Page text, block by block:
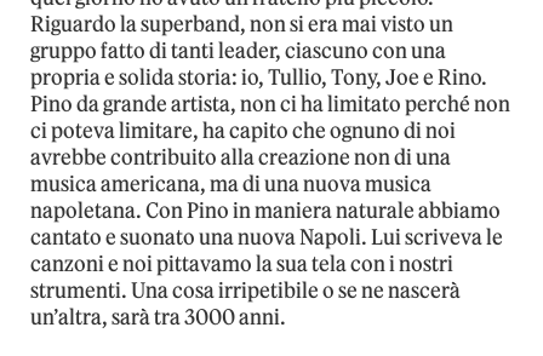
Riguardo la superband, non si era mai visto un
gruppo fatto di tanti leader, ciascuno con una
propria e solida storia: io, Tullio, Tony, Joe e Rino.
Pino da grande artista, non ci ha limitato perché non
ci poteva limitare, ha capito che ognuno di noi
avrebbe contribuito alla creazione non di una
musica americana, ma di una nuova musica
napoletana. Con Pino in maniera naturale abbiamo
cantato e suonato una nuova Napoli. Lui scriveva le
canzoni e noi pittavamo la sua tela con i nostri
strumenti. Una cosa irripetibile o se ne nascerà
un’altra, sarà tra 3000 anni.